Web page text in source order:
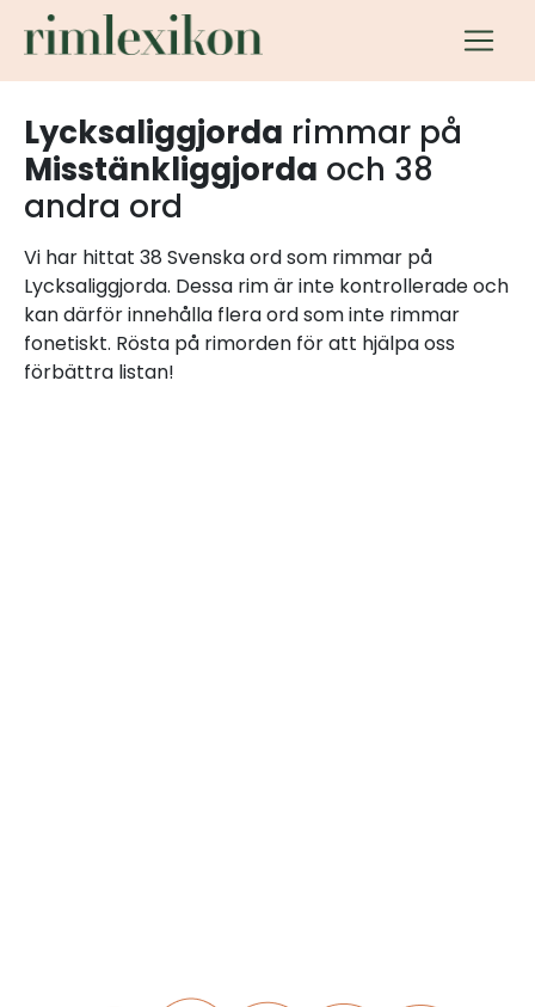
Lycksaliggjorda rimmar på
Misstänkliggjorda och 38
andra ord
Vi har hittat 38 Svenska ord som rimmar på
Lycksaliggjorda. Dessa rim är inte kontrollerade och
kan därför innehålla flera ord som inte rimmar
fonetiskt. Rösta på rimorden för att hjälpa oss
förbättra listan!